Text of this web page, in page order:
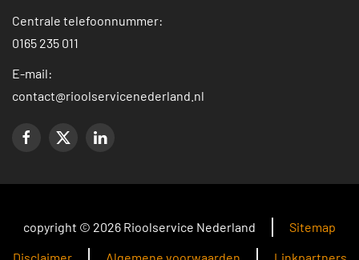
Centrale telefoonnummer:
0165 235 011
E-mail:
contact@rioolservicenederland.nl
copyright © 2026 Rioolservice Nederland
Sitemap